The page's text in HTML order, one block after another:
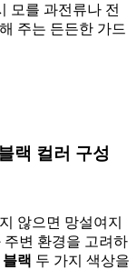
모를 과전류나 전
주는 든든한 가드
랙 컬러 구성
않으면 망설여지
주변 환경을 고려하
랙 두 가지 색상을